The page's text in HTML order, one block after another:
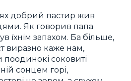
добрий пастир жив
Як говорив папа
їхнім запахом. Ба більше,
виразно каже нам,
поодинокі соковиті
сонцем горі,